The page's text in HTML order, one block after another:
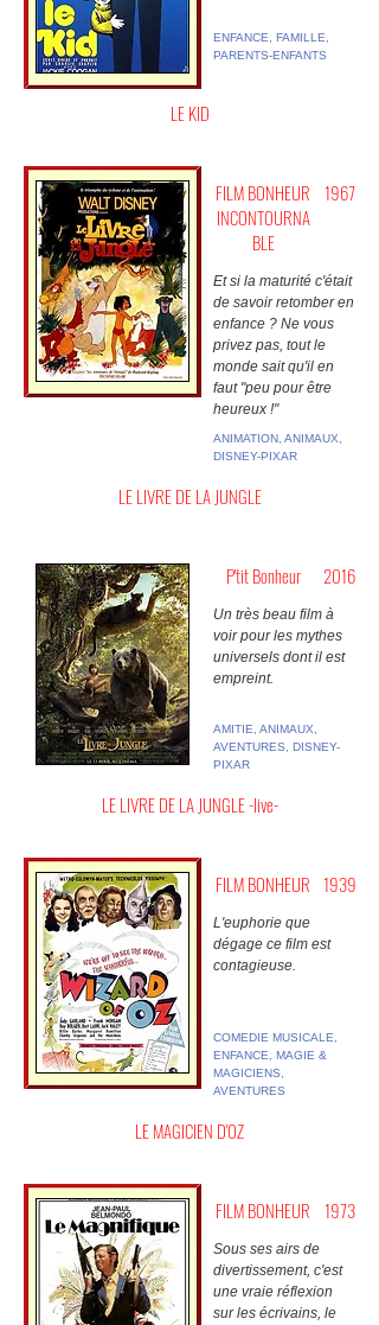
ENFANCE, FAMILLE,
PARENTS-ENFANTS
LE KID
FILM BONHEUR
INCONTOURNA
BLE
1967
Et si la maturité c'était
de savoir retomber en
enfance ? Ne vous
privez pas, tout le
monde sait qu'il en
faut "peu pour être
heureux !"
ANIMATION, ANIMAUX,
DISNEY-PIXAR
LE LIVRE DE LA JUNGLE
P'tit Bonheur 2016
Un très beau film à
voir pour les mythes
universels dont il est
empreint.
AMITIE, ANIMAUX,
AVENTURES, DISNEY-
PIXAR
LE LIVRE DE LA JUNGLE -live-
FILM BONHEUR 1939
L'euphorie que
dégage ce film est
contagieuse.
COMEDIE MUSICALE,
ENFANCE, MAGIE &
MAGICIENS,
AVENTURES
LE MAGICIEN D'OZ
FILM BONHEUR 1973
Sous ses airs de
divertissement, c'est
une vraie réflexion
sur les écrivains, le